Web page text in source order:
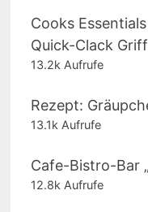
Cooks
Quick-Clack
13.2k Aufrufe
Rezept:
13.1k Aufrufe
Cafe-Bistro-Bar
12.8k Aufrufe